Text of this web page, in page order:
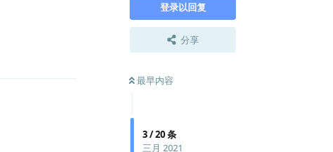
登录以回复
分享
最早内容
3/20条
三月 2021